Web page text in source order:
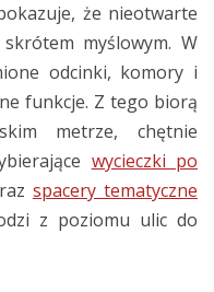
że nieotwarte
myślowym. W
odcinki, komory i
funkcje. Z tego biorą
metrze, chętnie
wycieczki po
spacery tematyczne
z poziomu ulic do